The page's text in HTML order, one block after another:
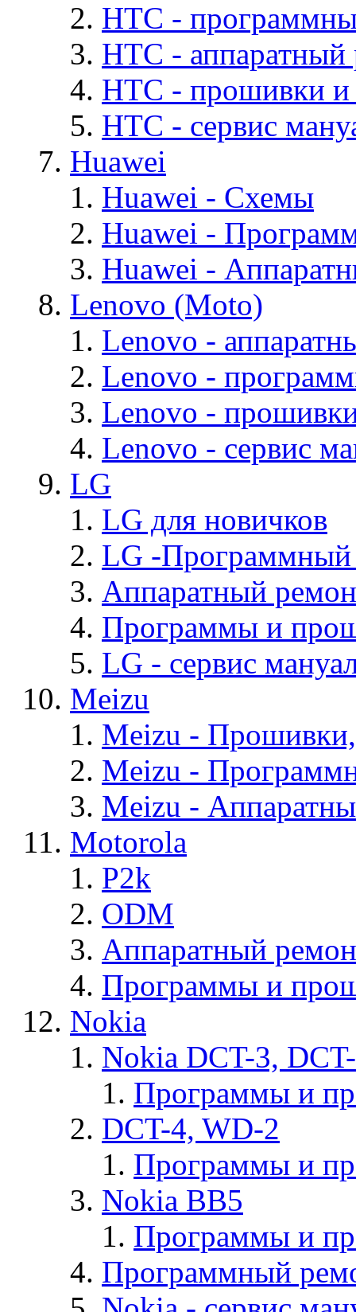
HTC -
HTC - аппаратный
HTC - прошивки
HTC - cервис
Huawei
Huawei - Cхемы
Huawei -
Huawei -
Lenovo (Moto)
Lenovo -
Lenovo -
Lenovo -
Lenovo - cервис
LG
LG для новичков
LG -Программный
Аппаратный
Программы и
LG - cервис
Meizu
Meizu -
Meizu -
Meizu -
Motorola
P2k
ODM
Аппаратный
Программы и
Nokia
Nokia DCT-3,
Программы и
DCT-4, WD-2
Программы и
Nokia BB5
Программы и
Программный